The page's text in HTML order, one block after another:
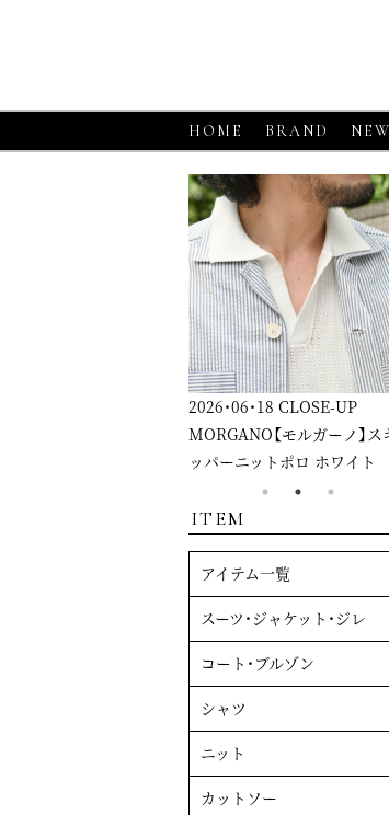
HOME BRAND
2026・06・18 CLOSE-UP
GRAN SASSO【グランサッソ
ニットシャツ アプリコット
ITEM
アイテム一覧
スーツ・ジャケット・ジレ
コート・ブルゾン
シャツ
ニット
カットソー